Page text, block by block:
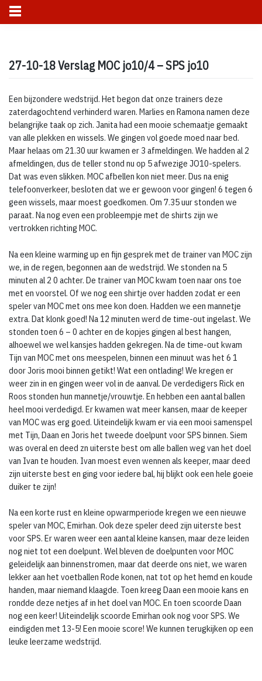
27-10-18 Verslag MOC jo10/4 – SPS jo10
Een bijzondere wedstrijd. Het begon dat onze trainers deze
zaterdagochtend verhinderd waren. Marlies en Ramona namen deze
belangrijke taak op zich. Janita had een mooie schemaatje gemaakt
van alle plekken en wissels. We gingen vol goede moed naar bed.
Maar helaas om 21.30 uur kwamen er 3 afmeldingen. We hadden al 2
afmeldingen, dus de teller stond nu op 5 afwezige JO10-spelers.
Dat was even slikken. MOC afbellen kon niet meer. Dus na enig
telefoonverkeer, besloten dat we er gewoon voor gingen! 6 tegen 6
geen wissels, maar moest goedkomen. Om 7.35 uur stonden we
paraat. Na nog even een probleempje met de shirts zijn we
vertrokken richting MOC.
Na een kleine warming up en fijn gesprek met de trainer van MOC zijn
we, in de regen, begonnen aan de wedstrijd. We stonden na 5
minuten al 2 0 achter. De trainer van MOC kwam toen naar ons toe
met en voorstel. Of we nog een shirtje over hadden zodat er een
speler van MOC met ons mee kon doen. Hadden we een mannetje
extra. Dat klonk goed! Na 12 minuten werd de time-out ingelast. We
stonden toen 6 – 0 achter en de kopjes gingen al best hangen,
alhoewel we wel kansjes hadden gekregen. Na de time-out kwam
Tijn van MOC met ons meespelen, binnen een minuut was het 6 1
door Joris mooi binnen getikt! Wat een ontlading! We kregen er
weer zin in en gingen weer vol in de aanval. De verdedigers Rick en
Roos stonden hun mannetje/vrouwtje. En hebben een aantal ballen
heel mooi verdedigd. Er kwamen wat meer kansen, maar de keeper
van MOC was erg goed. Uiteindelijk kwam er via een mooi samenspel
met Tijn, Daan en Joris het tweede doelpunt voor SPS binnen. Siem
was overal en deed zn uiterste best om alle ballen weg van het doel
van Ivan te houden. Ivan moest even wennen als keeper, maar deed
zijn uiterste best en ging voor iedere bal, hij blijkt ook een hele goeie
duiker te zijn!
Na een korte rust en kleine opwarmperiode kregen we een nieuwe
speler van MOC, Emirhan. Ook deze speler deed zijn uiterste best
voor SPS. Er waren weer een aantal kleine kansen, maar deze leiden
nog niet tot een doelpunt. Wel bleven de doelpunten voor MOC
geleidelijk aan binnenstromen, maar dat deerde ons niet, we waren
lekker aan het voetballen Rode konen, nat tot op het hemd en koude
handen, maar niemand klaagde. Toen kreeg Daan een mooie kans en
rondde deze netjes af in het doel van MOC. En toen scoorde Daan
nog een keer! Uiteindelijk scoorde Emirhan ook nog voor SPS. We
eindigden met 13-5! Een mooie score! We kunnen terugkijken op een
leuke leerzame wedstrijd.